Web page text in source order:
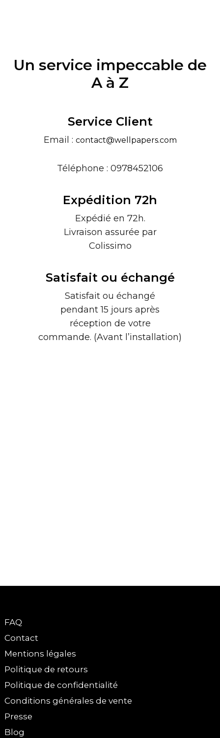
Un service impeccable de
A à Z
Service Client
Email : contact@wellpapers.com
Téléphone : 0978452106
Expédition 72h
Expédié en 72h.
Livraison assurée par
Colissimo
Satisfait ou échangé
Satisfait ou échangé
pendant 15 jours après
réception de votre
commande. (Avant l’installation)
FAQ
Contact
Mentions légales
Politique de retours
Politique de confidentialité
Conditions générales de vente
Presse
Blog